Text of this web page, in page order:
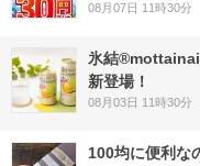
08月07日 11時30分
氷結®mottainai
新登場！
08月03日 11時30分
100均に便利な